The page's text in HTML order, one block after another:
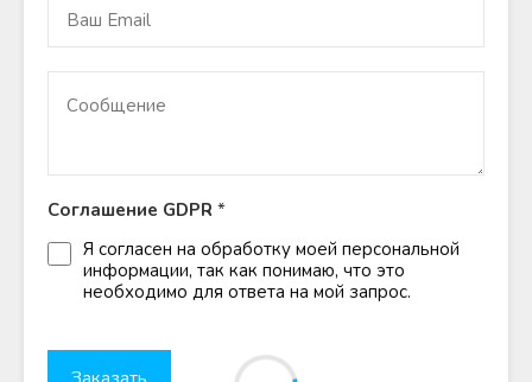
Соглашение GDPR *
Я согласен на обработку моей персональной
информации, так как понимаю, что это
необходимо для ответа на мой запрос.